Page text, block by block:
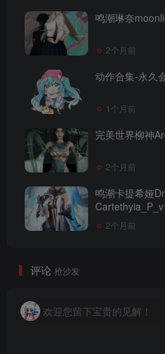
鸣潮琳奈
2个月前
动作合集-永久
1个月前
完美世界柳神
2个月前
鸣潮卡提希娅
2个月前
评论 抢沙发
欢迎您留下宝贵的见解！